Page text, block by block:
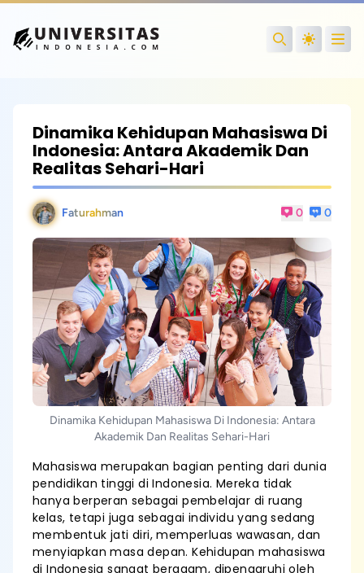
Search
Dinamika Kehidupan Mahasiswa Di
Indonesia: Antara Akademik Dan
Realitas Sehari-Hari
Faturahman 0 0
Dinamika Kehidupan Mahasiswa Di Indonesia: Antara
Akademik Dan Realitas Sehari-Hari
Mahasiswa merupakan bagian penting dari dunia
pendidikan tinggi di Indonesia. Mereka tidak
hanya berperan sebagai pembelajar di ruang
kelas, tetapi juga sebagai individu yang sedang
membentuk jati diri, memperluas wawasan, dan
menyiapkan masa depan. Kehidupan mahasiswa
di Indonesia sangat beragam, dipengaruhi oleh